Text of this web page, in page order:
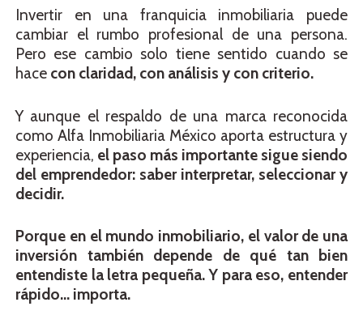
Invertir en una franquicia inmobiliaria puede
cambiar el rumbo profesional de una persona.
Pero ese cambio solo tiene sentido cuando se
hace con claridad, con análisis y con criterio.
Y aunque el respaldo de una marca reconocida
como Alfa Inmobiliaria México aporta estructura y
experiencia, el paso más importante sigue siendo
del emprendedor: saber interpretar, seleccionar y
decidir.
Porque en el mundo inmobiliario, el valor de una
inversión también depende de qué tan bien
entendiste la letra pequeña. Y para eso, entender
rápido… importa.